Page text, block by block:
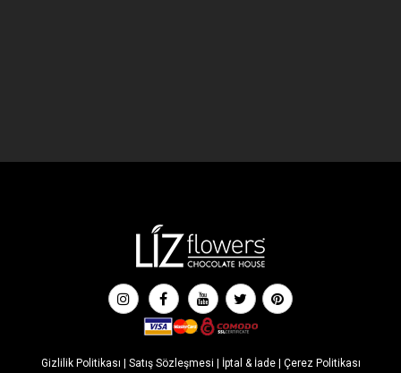
Gizlilik Politikası | Satış Sözleşmesi | İptal & İade| Çerez Politikası